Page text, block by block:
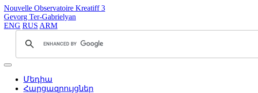
Nouvelle Observatoire Kreatiff 3
Gevorg Ter-Gabrielyan
ENG RUS ARM
Մեդիա
Հարցազրույցներ